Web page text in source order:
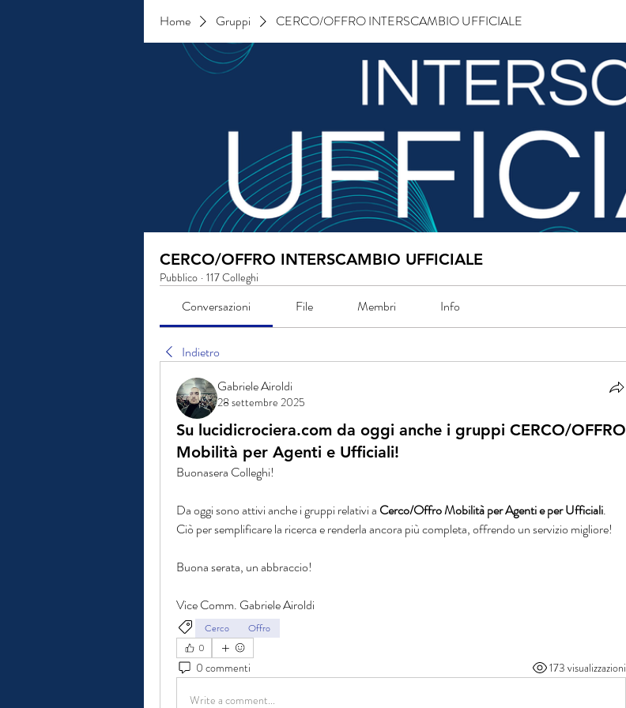
Home Gruppi CERCO/OFFRO INTERSCAMBIO UFFICIALE
CERCO/OFFRO INTERSCAMBIO UFFICIALE
Pubblico · 117 Colleghi
Conversazioni File Membri Info
Indietro
Gabriele Airoldi
28 settembre 2025
Su lucidicrociera.com da oggi anche i gruppi CERCO/OFFRO
Mobilità per Agenti e Ufficiali!
Buonasera Colleghi!
Da oggi sono attivi anche i gruppi relativi a Cerco/Offro Mobilità per Agenti e per Ufficiali.
Ciò per semplificare la ricerca e renderla ancora più completa, offrendo un servizio migliore!
Buona serata, un abbraccio!
Vice Comm. Gabriele Airoldi
Cerco
Offro
0
0 commenti 173 visualizzazioni
Write a comment...